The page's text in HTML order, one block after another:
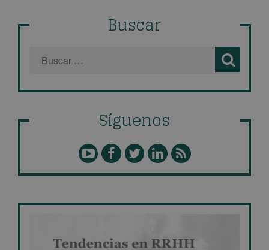
Buscar
Síguenos